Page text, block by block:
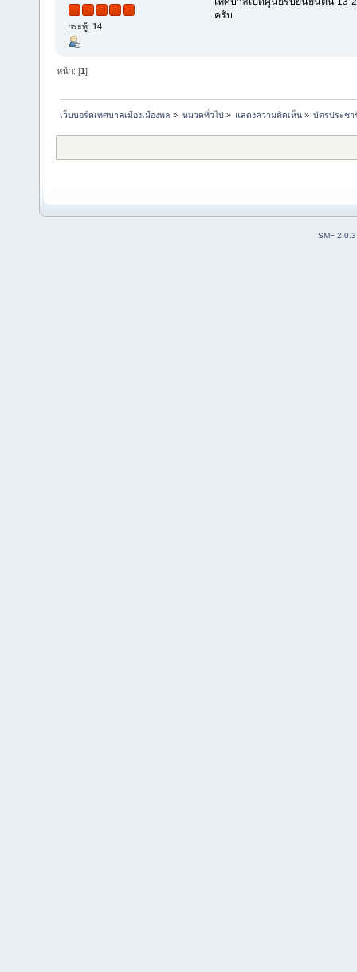
กระทู้: 14
ครับ
หน้า: [1]
เว็บบอร์ดเทศบาลเมืองเมืองพล » หมวดทั่วไป» แสดงความคิดเห็น» บัตรประชา
SMF 2.0.3